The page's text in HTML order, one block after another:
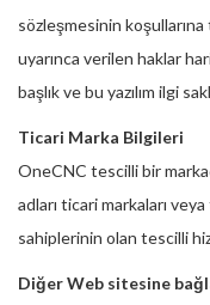
sözleşmesinin
uyarınca verilen haklar
başlık ve bu yazılım ilgi
Ticari Marka Bilgileri
OneCNC tescilli bir
adları ticari markaları
sahiplerinin olan tescilli
Diğer Web sitesine